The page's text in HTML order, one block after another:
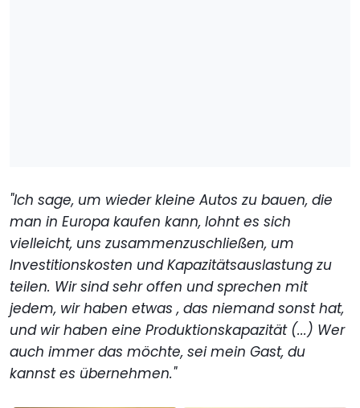
"Ich sage, um wieder kleine Autos zu bauen, die
man in Europa kaufen kann, lohnt es sich
vielleicht, uns zusammenzuschließen, um
Investitionskosten und Kapazitätsauslastung zu
teilen. Wir sind sehr offen und sprechen mit
jedem, wir haben etwas , das niemand sonst hat,
und wir haben eine Produktionskapazität (...) Wer
auch immer das möchte, sei mein Gast, du
kannst es übernehmen."